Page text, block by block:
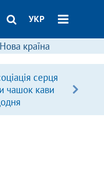
УКР
Нова країна
серця
чашок кави